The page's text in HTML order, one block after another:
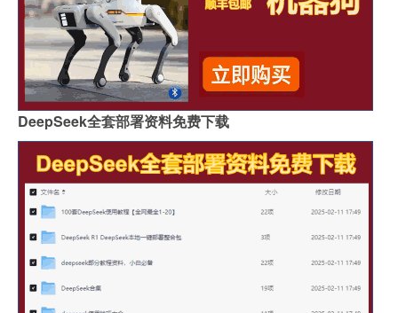
DeepSeek全套部署资料免费下载